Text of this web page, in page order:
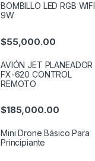
BOMBILLO LED RGB WIFI
9W
$55,000.00
AVIÓN JET PLANEADOR
FX-620 CONTROL
REMOTO
$185,000.00
Mini Drone Básico Para
Principiante